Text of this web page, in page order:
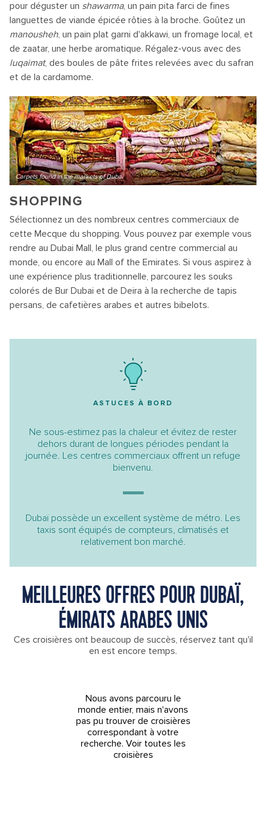
pour déguster un shawarma, un pain pita farci de fines
languettes de viande épicée rôties à la broche. Goûtez un
manousheh, un pain plat garni d'akkawi, un fromage local, et
de zaatar, une herbe aromatique. Régalez-vous avec des
luqaimat, des boules de pâte frites relevées avec du safran
et de la cardamome.
Carpets found in the markets of Dubai
SHOPPING
Sélectionnez un des nombreux centres commerciaux de
cette Mecque du shopping. Vous pouvez par exemple vous
rendre au Dubai Mall, le plus grand centre commercial au
monde, ou encore au Mall of the Emirates. Si vous aspirez à
une expérience plus traditionnelle, parcourez les souks
colorés de Bur Dubai et de Deira à la recherche de tapis
persans, de cafetières arabes et autres bibelots.
ASTUCES À BORD
Ne sous-estimez pas la chaleur et évitez de rester
dehors durant de longues périodes pendant la
journée. Les centres commerciaux offrent un refuge
bienvenu.
Dubaï possède un excellent système de métro. Les
taxis sont équipés de compteurs, climatisés et
relativement bon marché.
MEILLEURES OFFRES POUR DUBAÏ,
ÉMIRATS ARABES UNIS
Ces croisières ont beaucoup de succès, réservez tant qu'il
en est encore temps.
Nous avons parcouru le
monde entier, mais n'avons
pas pu trouver de croisières
correspondant à votre
recherche. Voir toutes les
croisières